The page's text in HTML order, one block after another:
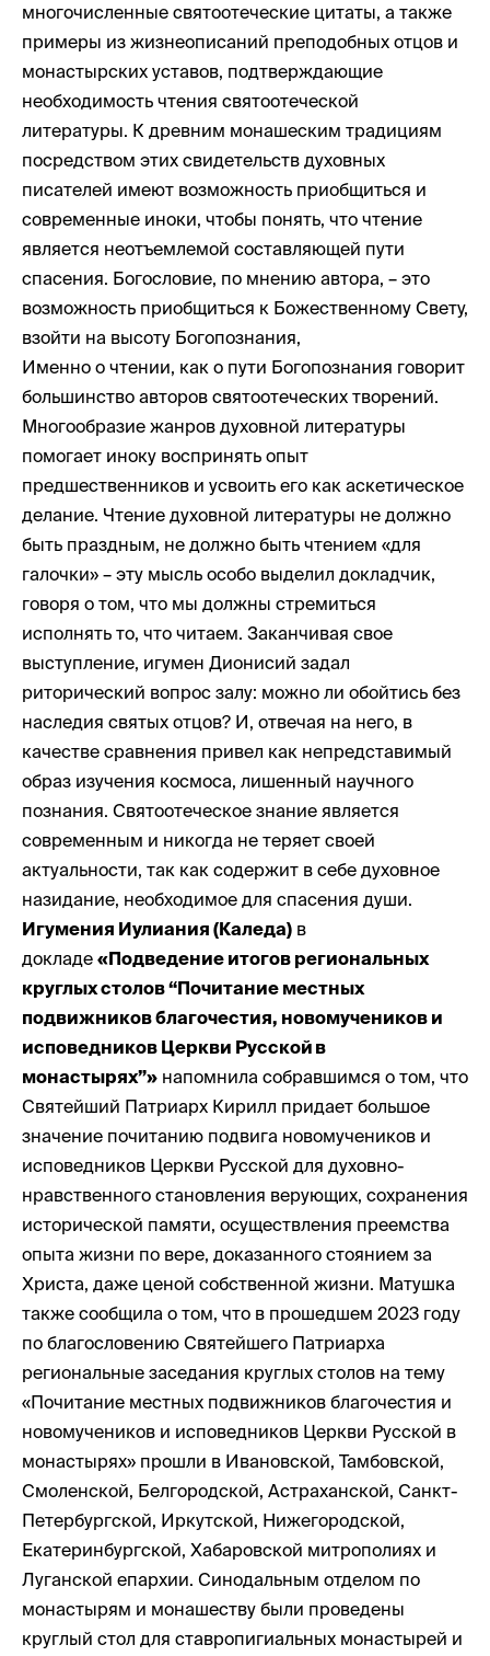
многочисленные святоотеческие цитаты, а также
примеры из жизнеописаний преподобных отцов и
монастырских уставов, подтверждающие
необходимость чтения святоотеческой
литературы. К древним монашеским традициям
посредством этих свидетельств духовных
писателей имеют возможность приобщиться и
современные иноки, чтобы понять, что чтение
является неотъемлемой составляющей пути
спасения. Богословие, по мнению автора, – это
возможность приобщиться к Божественному Свету,
взойти на высоту Богопознания,
Именно о чтении, как о пути Богопознания говорит
большинство авторов святоотеческих творений.
Многообразие жанров духовной литературы
помогает иноку воспринять опыт
предшественников и усвоить его как аскетическое
делание. Чтение духовной литературы не должно
быть праздным, не должно быть чтением «для
галочки» – эту мысль особо выделил докладчик,
говоря о том, что мы должны стремиться
исполнять то, что читаем. Заканчивая свое
выступление, игумен Дионисий задал
риторический вопрос залу: можно ли обойтись без
наследия святых отцов? И, отвечая на него, в
качестве сравнения привел как непредставимый
образ изучения космоса, лишенный научного
познания. Святоотеческое знание является
современным и никогда не теряет своей
актуальности, так как содержит в себе духовное
назидание, необходимое для спасения души.
Игумения Иулиания (Каледа) в
докладе «Подведение итогов региональных
круглых столов “Почитание местных
подвижников благочестия, новомучеников и
исповедников Церкви Русской в
монастырях”» напомнила собравшимся о том, что
Святейший Патриарх Кирилл придает большое
значение почитанию подвига новомучеников и
исповедников Церкви Русской для духовно-
нравственного становления верующих, сохранения
исторической памяти, осуществления преемства
опыта жизни по вере, доказанного стоянием за
Христа, даже ценой собственной жизни. Матушка
также сообщила о том, что в прошедшем 2023 году
по благословению Святейшего Патриарха
региональные заседания круглых столов на тему
«Почитание местных подвижников благочестия и
новомучеников и исповедников Церкви Русской в
монастырях» прошли в Ивановской, Тамбовской,
Смоленской, Белгородской, Астраханской, Санкт-
Петербургской, Иркутской, Нижегородской,
Екатеринбургской, Хабаровской митрополиях и
Луганской епархии. Синодальным отделом по
монастырям и монашеству были проведены
круглый стол для ставропигиальных монастырей и